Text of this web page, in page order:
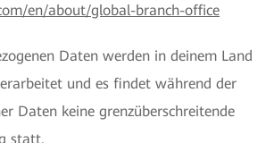
en/about/global-branch-office
Daten werden in deinem Land
und es findet während der
Daten keine grenzüberschreitende
statt.